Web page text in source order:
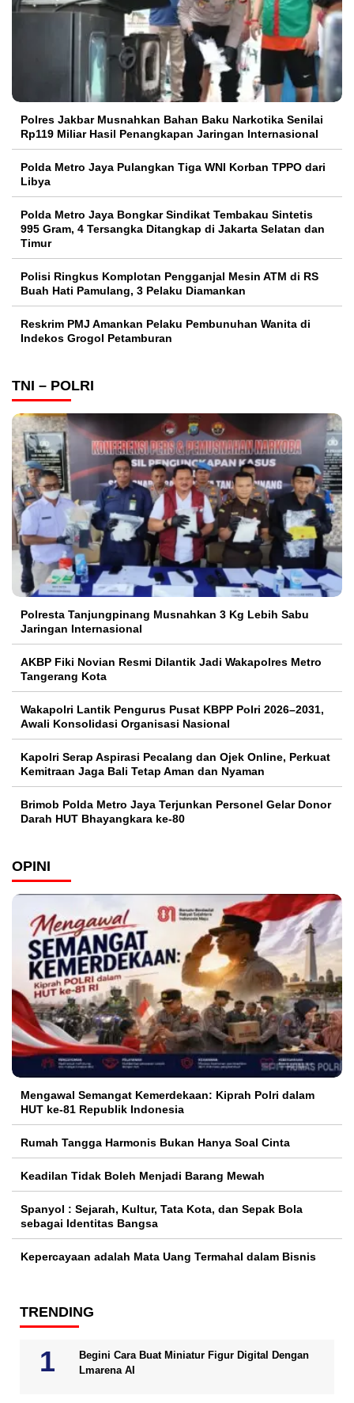
Polres Jakbar Musnahkan Bahan Baku Narkotika Senilai
Rp119 Miliar Hasil Penangkapan Jaringan Internasional
Polda Metro Jaya Pulangkan Tiga WNI Korban TPPO dari
Libya
Polda Metro Jaya Bongkar Sindikat Tembakau Sintetis
995 Gram, 4 Tersangka Ditangkap di Jakarta Selatan dan
Timur
Polisi Ringkus Komplotan Pengganjal Mesin ATM di RS
Buah Hati Pamulang, 3 Pelaku Diamankan
Reskrim PMJ Amankan Pelaku Pembunuhan Wanita di
Indekos Grogol Petamburan
TNI – POLRI
Polresta Tanjungpinang Musnahkan 3 Kg Lebih Sabu
Jaringan Internasional
AKBP Fiki Novian Resmi Dilantik Jadi Wakapolres Metro
Tangerang Kota
Wakapolri Lantik Pengurus Pusat KBPP Polri 2026–2031,
Awali Konsolidasi Organisasi Nasional
Kapolri Serap Aspirasi Pecalang dan Ojek Online, Perkuat
Kemitraan Jaga Bali Tetap Aman dan Nyaman
Brimob Polda Metro Jaya Terjunkan Personel Gelar Donor
Darah HUT Bhayangkara ke-80
OPINI
Mengawal Semangat Kemerdekaan: Kiprah Polri dalam
HUT ke-81 Republik Indonesia
Rumah Tangga Harmonis Bukan Hanya Soal Cinta
Keadilan Tidak Boleh Menjadi Barang Mewah
Spanyol : Sejarah, Kultur, Tata Kota, dan Sepak Bola
sebagai Identitas Bangsa
Kepercayaan adalah Mata Uang Termahal dalam Bisnis
TRENDING
Begini Cara Buat Miniatur Figur Digital Dengan
Lmarena AI